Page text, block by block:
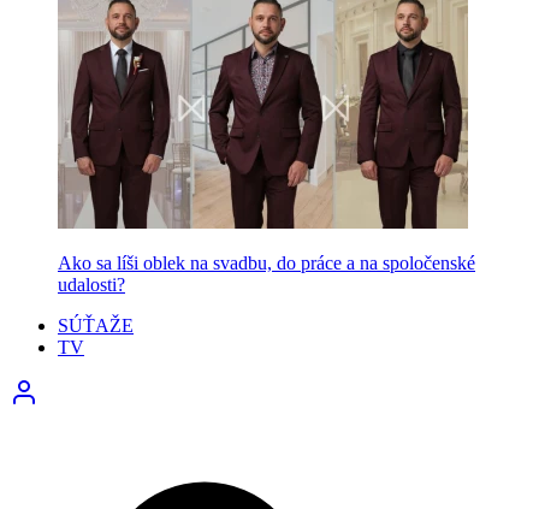
Ako sa líši oblek na svadbu, do práce a na spoločenské
udalosti?
SÚŤAŽE
TV